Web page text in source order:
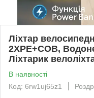
Ліхтар
2XPE+COB,
Ліхтарик
В наявності
Код: 6rw1uj65z1